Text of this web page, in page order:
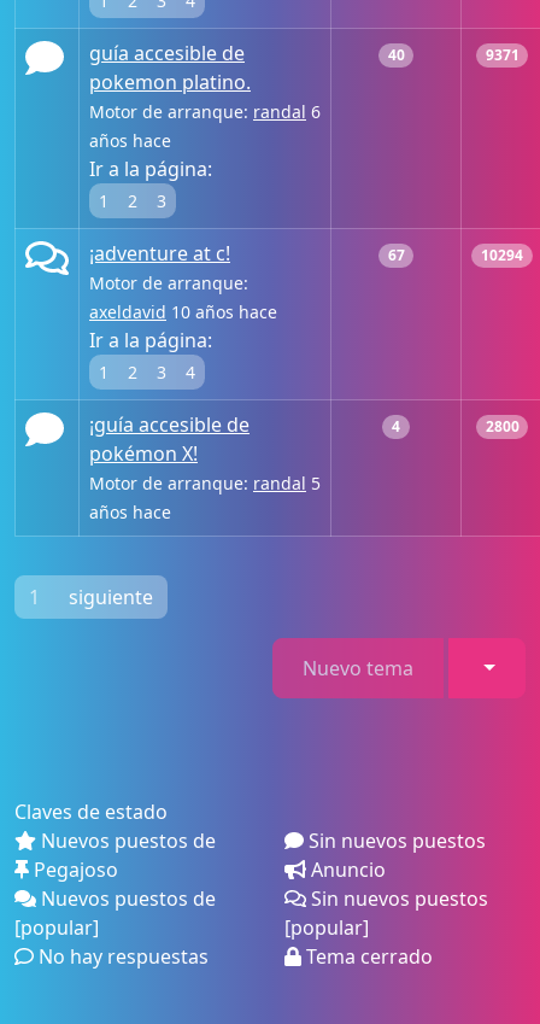
guía accesible de
pokemon platino.
Motor de arranque: randal 6
años hace
Ir a la página:
1 2 3
40 9371
¡adventure at c!
Motor de arranque:
axeldavid 10 años hace
Ir a la página:
1 2 3 4
67 10294
¡guía accesible de
pokémon X!
Motor de arranque: randal 5
años hace
4 2800
1 siguiente
Nuevo tema
Claves de estado
Nuevos puestos de
Sin nuevos puestos
Pegajoso
Anuncio
Nuevos puestos de
[popular]
Sin nuevos puestos
[popular]
No hay respuestas
Tema cerrado